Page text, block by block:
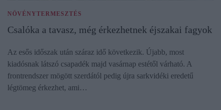
NÖVÉNYTERMESZTÉS
Csalóka a tavasz, még érkezhetnek éjszakai fagyok
Az esős időszak után száraz idő következik. Újabb, most
kiadósnak látszó csapadék majd vasárnap estétől várható. A
frontrendszer mögött szerdától pedig újra sarkvidéki eredetű
légtömeg érkezhet, ami…